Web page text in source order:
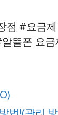
점 #요금
뜰폰 요